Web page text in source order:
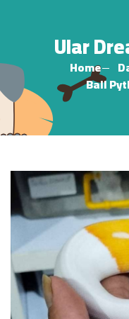
Ular
Home
Ball